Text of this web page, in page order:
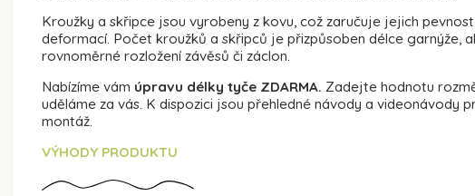
Kroužky a skřipce jsou vyrobeny z kovu, což zaručuje jejich
deformací. Počet kroužků a skřipců je přizpůsoben délce garnýže,
rovnoměrné rozložení závěsů či záclon.
Nabízíme vám úpravu délky tyče ZDARMA. Zadejte hodnotu
uděláme za vás. K dispozici jsou přehledné návody a videonávody
montáž.
VÝHODY PRODUKTU